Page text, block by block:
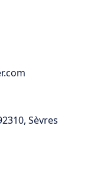
Sèvres